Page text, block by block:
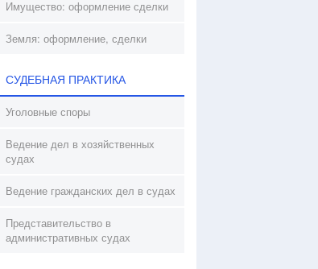
Имущество: оформление сделки
Земля: оформление, сделки
СУДЕБНАЯ ПРАКТИКА
Уголовные споры
Ведение дел в хозяйственных
судах
Ведение гражданских дел в судах
Представительство в
административных судах